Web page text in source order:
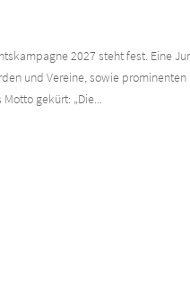
2027 steht fest. Eine
und Vereine, sowie
gekürt: „Die...